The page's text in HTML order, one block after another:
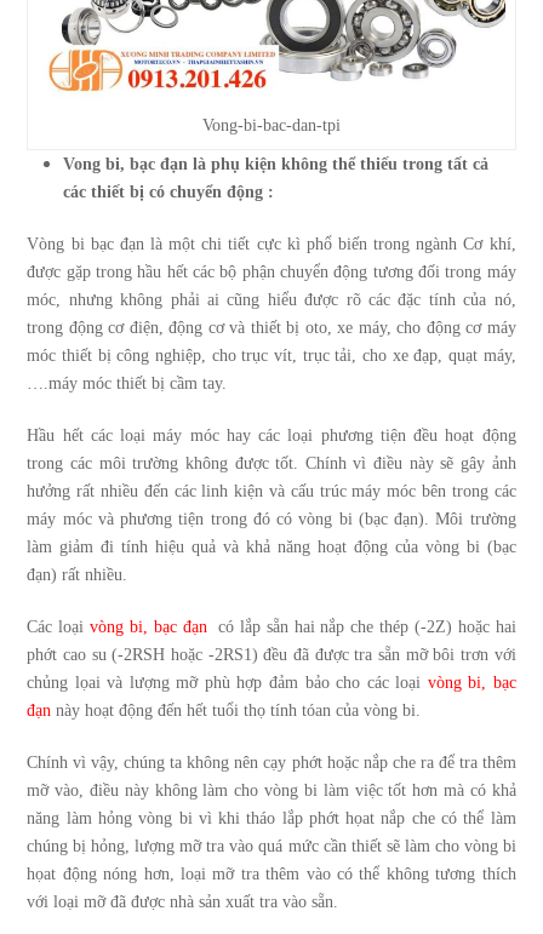
Vong-bi-bac-dan-tpi
Vong bi, bạc đạn là phụ kiện không thể thiếu trong tất cả
các thiết bị có chuyển động :
Vòng bi bạc đạn là một chi tiết cực kì phổ biến trong ngành Cơ khí,
được gặp trong hầu hết các bộ phận chuyển động tương đối trong máy
móc, nhưng không phải ai cũng hiểu được rõ các đặc tính của nó,
trong động cơ điện, động cơ và thiết bị oto, xe máy, cho động cơ máy
móc thiết bị công nghiệp, cho trục vít, trục tải, cho xe đạp, quạt máy,
….máy móc thiết bị cầm tay.
Hầu hết các loại máy móc hay các loại phương tiện đều hoạt động
trong các môi trường không được tốt. Chính vì điều này sẽ gây ảnh
hưởng rất nhiều đến các linh kiện và cấu trúc máy móc bên trong các
máy móc và phương tiện trong đó có vòng bi (bạc đạn). Môi trường
làm giảm đi tính hiệu quả và khả năng hoạt động của vòng bi (bạc
đạn) rất nhiều.
Các loại vòng bi, bạc đạn
có lắp sẵn hai nắp che thép (-2Z) hoặc hai
phớt cao su (-2RSH hoặc -2RS1) đều đã được tra sẵn mỡ bôi trơn với
chủng lọai và lượng mỡ phù hợp đảm bảo cho các loại vòng bi, bạc
đạn này hoạt động đến hết tuổi thọ tính tóan của vòng bi.
Chính vì vậy, chúng ta không nên cạy phớt hoặc nắp che ra để tra thêm
mỡ vào, điều này không làm cho vòng bi làm việc tốt hơn mà có khả
năng làm hỏng vòng bi vì khi tháo lắp phớt họat nắp che có thể làm
chúng bị hỏng, lượng mỡ tra vào quá mức cần thiết sẽ làm cho vòng bi
họat động nóng hơn, loại mỡ tra thêm vào có thể không tương thích
với loại mỡ đã được nhà sản xuất tra vào sẵn.